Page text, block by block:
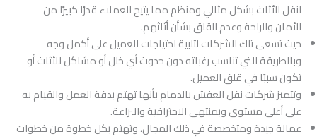
لنقل الأثاث بشكل مثالي ومنظم مما يتيح للعملاء قدرًا كبيرًا من
الأمان والراحة وعدم القلق بشأن أثاثهم.
حيث تسعى تلك الشركات لتلبية احتياجات العميل على أكمل وجه
وبالطريقة التي تناسب رغباته دون حدوث أي خلل أو مشاكل للأثاث أو
تكون سببًا في قلق العميل.
وتتميز شركات نقل العفش بالدمام بأنها تهتم بدقة العمل والقيام به
على أعلى مستوى وبمنتهى الاحترافية والبراعة.
عمالة جيدة ومتخصصة في ذلك المجال، وتهتم بكل خطوة من خطوات